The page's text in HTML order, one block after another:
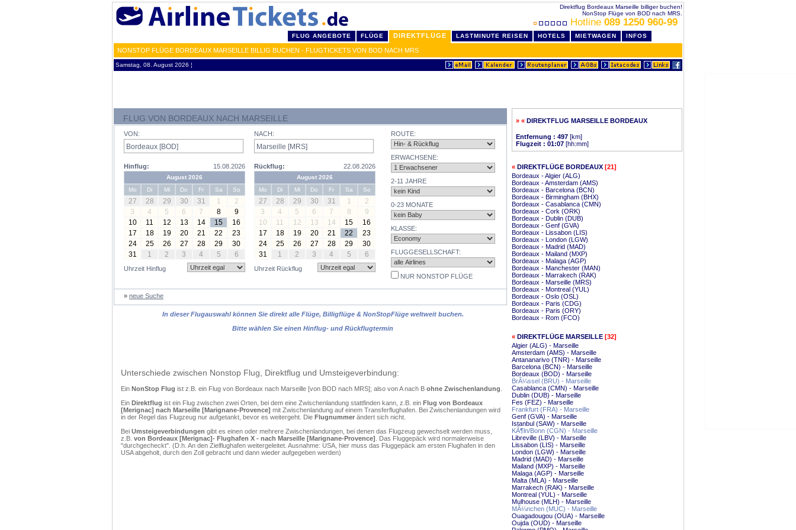
Direktflug Bordeaux Marseille billiger buchen!
NonStop Flüge von BOD nach MRS.
Hotline 089 1250 960-99
FLUG ANGEBOTE FLÜGE DIREKTFLÜGE LASTMINUTE REISEN HOTELS MIETWAGEN INFOS
NONSTOP FLÜGE BORDEAUX MARSEILLE BILLIG BUCHEN - FLUGTICKETS VON BOD NACH MRS
Samstag, 08. August 2026 ¦
FLUG VON BORDEAUX NACH MARSEILLE
VON:
Hinflug: 15.08.2026
August 2026
Mo
Di Mi Do Fr Sa So
27 28 29 30 31 1
2
3
4 5 6 7 8
9
10
11 12 13 14 15
16
17
18 19 20 21 22
23
24
25 26 27 28 29
30
31
1 2 3 4 5 6
Uhrzeit Hinflug
NACH:
Rückflug: 22.08.2026
August 2026
Mo
Di Mi Do Fr Sa So
27 28 29 30 31 1
2
3
4 5 6 7 8
9
10
11 12 13 14 15
16
17
18 19 20 21 22
23
24
25 26 27 28 29
30
31
1 2 3 4 5 6
Uhrzeit Rückflug
ROUTE:
ERWACHSENE:
2-11 JAHRE
0-23 MONATE
KLASSE:
FLUGGESELLSCHAFT:
NUR NONSTOP FLÜGE
» neue Suche
In dieser Flugauswahl können Sie direkt alle Flüge, Billigflüge & NonStopFlüge weltweit buchen.
Bitte wählen Sie einen Hinflug- und Rückflugtermin
Unterschiede zwischen Nonstop Flug, Direktflug und Umsteigeverbindung:
Ein NonStop Flug ist z.B. ein Flug von Bordeaux nach Marseille [von BOD nach MRS]; also von A nach B ohne Zwischenlandung
Ein Direktflug ist ein Flug zwischen zwei Orten, bei dem eine Zwischenlandung stattfinden kann, z.B. ein Flug von Bordeaux
[Merignac] nach Marseille [Marignane-Provence] mit Zwischenlandung auf einem Transferflughafen. Bei Zwischenlandungen wird
in der Regel das Flugzeug nur aufgetankt, bevor es weitergeht. Die Flugnummer ändert sich nicht.
Bei Umsteigeverbindungen gibt es einen oder mehrere Zwischenlandungen, bei denen das Flugzeug gewechselt werden muss,
z.B. von Bordeaux [Merignac]- Flughafen X - nach Marseille [Marignane-Provence] . Das Fluggepäck wird normalerweise
"durchgecheckt". (D.h. An den Zielflughafen weitergeleitet. Ausnahme: USA, hier muss das Fluggepäck am ersten Flughafen in den
USA abgeholt, durch den Zoll gebracht und dann wieder aufgegeben werden)
» « DIREKTFLUG MARSEILLE BORDEAUX
Entfernung : 497 [km]
Flugzeit : 01:07 [hh:mm]
« DIREKTFLÜGE BORDEAUX [21]
Bordeaux - Algier (ALG)
Bordeaux - Amsterdam (AMS)
Bordeaux - Barcelona (BCN)
Bordeaux - Birmingham (BHX)
Bordeaux - Casablanca (CMN)
Bordeaux - Cork (ORK)
Bordeaux - Dublin (DUB)
Bordeaux - Genf (GVA)
Bordeaux - Lissabon (LIS)
Bordeaux - London (LGW)
Bordeaux - Madrid (MAD)
Bordeaux - Mailand (MXP)
Bordeaux - Malaga (AGP)
Bordeaux - Manchester (MAN)
Bordeaux - Marrakech (RAK)
Bordeaux - Marseille (MRS)
Bordeaux - Montreal (YUL)
Bordeaux - Oslo (OSL)
Bordeaux - Paris (CDG)
Bordeaux - Paris (ORY)
Bordeaux - Rom (FCO)
« DIREKTFLÜGE MARSEILLE [32]
Algier (ALG) - Marseille
Amsterdam (AMS) - Marseille
Antananarivo (TNR) - Marseille
Barcelona (BCN) - Marseille
Bordeaux (BOD) - Marseille
BrÃ¼ssel (BRU) - Marseille
Casablanca (CMN) - Marseille
Dublin (DUB) - Marseille
Fes (FEZ) - Marseille
Frankfurt (FRA) - Marseille
Genf (GVA) - Marseille
Istanbul (SAW) - Marseille
KÃ¶ln/Bonn (CGN) - Marseille
Libreville (LBV) - Marseille
Lissabon (LIS) - Marseille
London (LGW) - Marseille
Madrid (MAD) - Marseille
Mailand (MXP) - Marseille
Malaga (AGP) - Marseille
Malta (MLA) - Marseille
Marrakech (RAK) - Marseille
Montreal (YUL) - Marseille
Mulhouse (MLH) - Marseille
MÃ¼nchen (MUC) - Marseille
Ouagadougou (OUA) - Marseille
Oujda (OUD) - Marseille